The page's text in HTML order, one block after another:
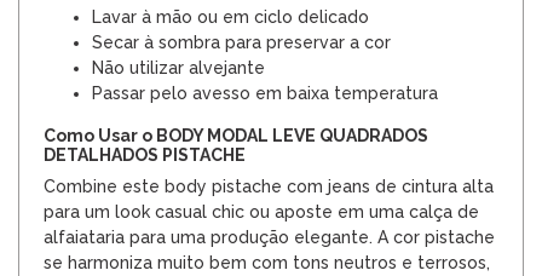
Lavar à mão ou em ciclo delicado
Secar à sombra para preservar a cor
Não utilizar alvejante
Passar pelo avesso em baixa temperatura
Como Usar o BODY MODAL LEVE QUADRADOS
DETALHADOS PISTACHE
Combine este body pistache com jeans de cintura alta
para um look casual chic ou aposte em uma calça de
alfaiataria para uma produção elegante. A cor pistache
se harmoniza muito bem com tons neutros e terrosos,